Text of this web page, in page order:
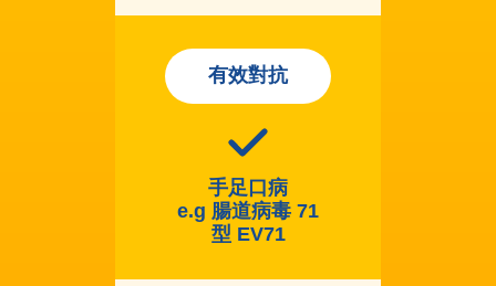
有效對抗
手足口病
e.g 腸道病毒 71
型 EV71